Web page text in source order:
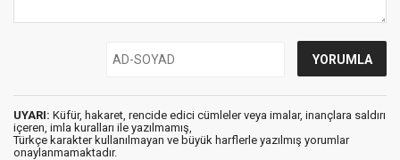
UYARI: Küfür, hakaret, rencide edici cümleler veya imalar, inançlara saldırı
içeren, imla kuralları ile yazılmamış,
Türkçe karakter kullanılmayan ve büyük harflerle yazılmış yorumlar
onaylanmamaktadır.